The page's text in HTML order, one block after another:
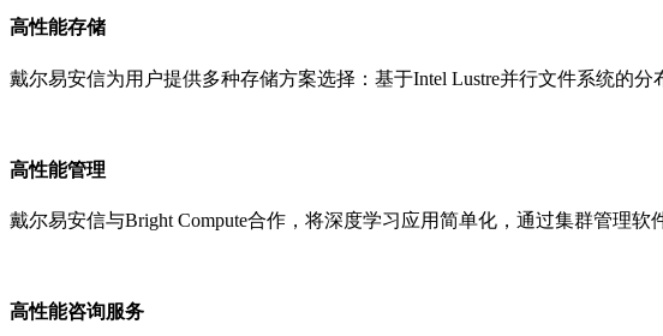
高性能存储
戴尔易安信为用户提供多种存储方案选择：基于Intel Lustre并行文件系统的分
高性能管理
戴尔易安信与Bright Compute合作，将深度学习应用简单化，通过集群管理
高性能咨询服务